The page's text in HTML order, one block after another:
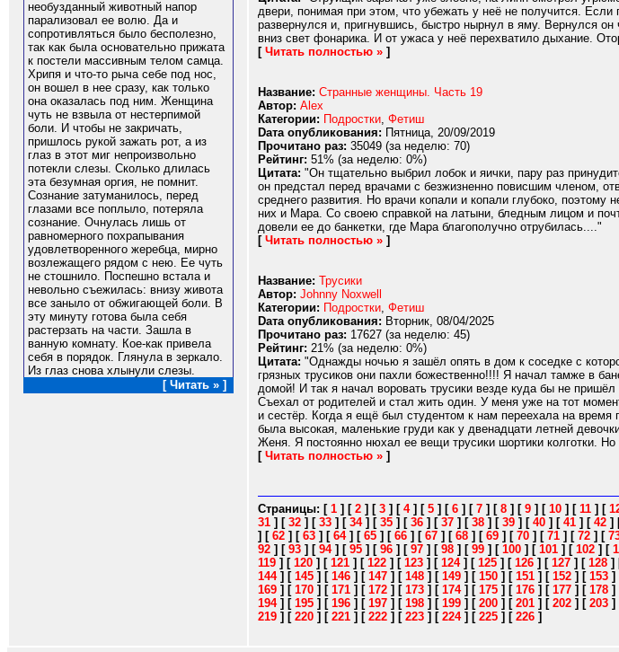
необузданный животный напор
парализовал ее волю. Да и
сопротивляться было бесполезно,
так как была основательно прижата
к постели массивным телом самца.
Хрипя и что-то рыча себе под нос,
он вошел в нее сразу, как только
она оказалась под ним. Женщина
чуть не взвыла от нестерпимой
боли. И чтобы не закричать,
пришлось рукой зажать рот, а из
глаз в этот миг непроизвольно
потекли слезы. Сколько длилась
эта безумная оргия, не помнит.
Сознание затуманилось, перед
глазами все поплыло, потеряла
сознание. Очнулась лишь от
равномерного похрапывания
удовлетворенного жеребца, мирно
возлежащего рядом с нею. Ее чуть
не стошнило. Поспешно встала и
невольно съежилась: внизу живота
все заныло от обжигающей боли. В
эту минуту готова была себя
растерзать на части. Зашла в
ванную комнату. Кое-как привела
себя в порядок. Глянула в зеркало.
Из глаз снова хлынули слезы.
[ Читать » ]
двери, понимая при этом, что убежать у неё не получится.
развернулся и, пригнувшись, быстро нырнул в яму. Вернулся
вниз свет фонарика. И от ужаса у неё перехватило дыхание.
[ Читать полностью » ]
Название: Странные женщины. Часть 19
Автор: Alex
Категории: Подростки, Фетиш
Dата опубликования: Пятница, 20/09/2019
Прочитано раз: 35049 (за неделю: 70)
Рейтинг: 51% (за неделю: 0%)
Цитата: "Он тщательно выбрил лобок и яички, пару раз
он предстал перед врачами с безжизненно повисшим членом,
среднего развития. Но врачи копали и копали глубоко,
них и Мара. Со своею справкой на латыни, бледным лицом и
довели ее до банкетки, где Мара благополучно отрубилась...."
[ Читать полностью » ]
Название: Трусики
Автор: Johnny Noxwell
Категории: Подростки, Фетиш
Dата опубликования: Вторник, 08/04/2025
Прочитано раз: 17627 (за неделю: 45)
Рейтинг: 21% (за неделю: 0%)
Цитата: "Однажды ночью я зашёл опять в дом к соседке с
грязных трусиков они пахли божественно!!!! Я начал тамже в
домой! И так я начал воровать трусики везде куда бы не
Съехал от родителей и стал жить один. У меня уже на тот
и сестёр. Когда я ещё был студентом к нам переехала на
была высокая, маленькие груди как у двенадцати летней
Женя. Я постоянно нюхал ее вещи трусики шортики колготки.
[ Читать полностью » ]
Страницы: [ 1 ] [ 2 ] [ 3 ] [ 4] [ 5 ] [ 6 ] [ 7 ] [ 8 ] [ 9 ] [ 10 ] [ 11 ] [
31 ] [ 32 ] [ 33 ] [ 34] [ 35 ] [ 36 ] [ 37 ] [ 38 ] [ 39 ] [ 40 ] [ 41 ] [ 42 ]
] [ 62 ] [ 63 ] [ 64] [ 65 ] [ 66 ] [ 67 ] [ 68 ] [ 69 ] [ 70 ] [ 71 ] [ 72 ] [
92 ] [ 93 ] [ 94] [ 95 ] [ 96 ] [ 97 ] [ 98 ] [ 99 ] [ 100 ] [ 101 ] [ 102 ] [
119 ] [ 120 ] [ 121 ] [ 122 ] [ 123 ] [ 124] [ 125 ] [ 126 ] [ 127 ] [ 128 ]
144] [ 145 ] [ 146 ] [ 147 ] [ 148 ] [ 149 ] [ 150 ] [ 151 ] [ 152 ] [ 153 ]
169 ] [ 170 ] [ 171 ] [ 172 ] [ 173 ] [ 174] [ 175 ] [ 176 ] [ 177 ] [ 178 ]
194] [ 195 ] [ 196 ] [ 197 ] [ 198 ] [ 199 ] [ 200 ] [ 201 ] [ 202 ] [ 203 ]
219 ] [ 220 ] [ 221 ] [ 222 ] [ 223 ] [ 224] [ 225 ] [ 226 ]